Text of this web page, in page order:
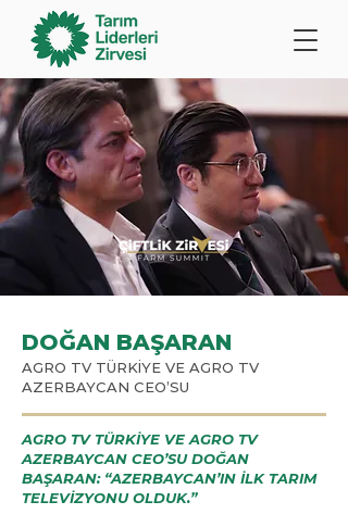
DOĞAN BAŞARAN
AGRO TV TÜRKİYE VE AGRO TV
AZERBAYCAN CEO’SU
AGRO TV TÜRKİYE VE AGRO TV
AZERBAYCAN CEO’SU DOĞAN
BAŞARAN: “AZERBAYCAN’IN İLK TARIM
TELEVİZYONU OLDUK.”